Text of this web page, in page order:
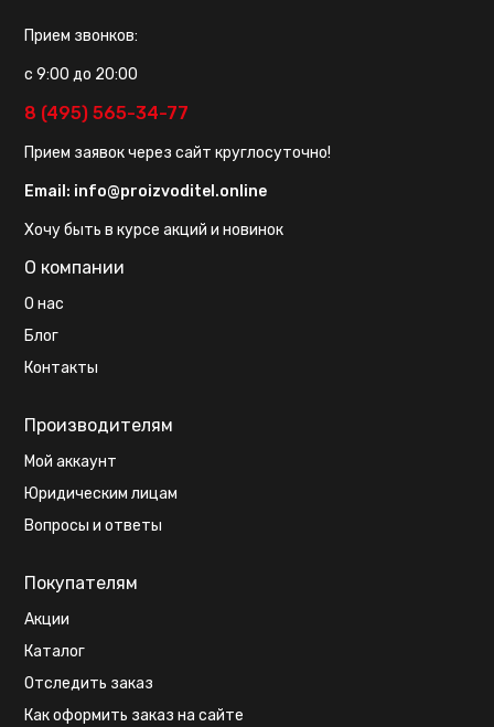
Прием звонков:
с 9:00 до 20:00
8 (495) 565-34-77
Прием заявок через сайт круглосуточно!
Email: info@proizvoditel.online
Хочу быть в курсе акций и новинок
О компании
О нас
Блог
Контакты
Производителям
Мой аккаунт
Юридическим лицам
Вопросы и ответы
Покупателям
Акции
Каталог
Отследить заказ
Как оформить заказ на сайте